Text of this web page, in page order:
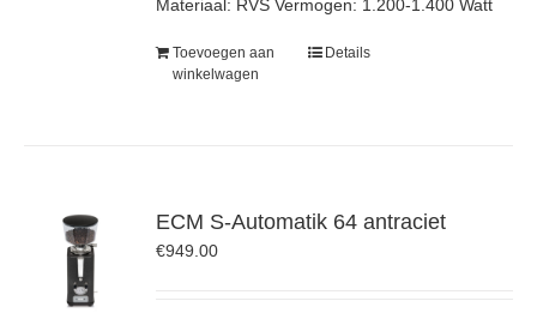
Materiaal: RVS Vermogen: 1.200-1.400 Watt
Toevoegen aan
winkelwagen
Details
ECM S-Automatik 64 antraciet
€949.00